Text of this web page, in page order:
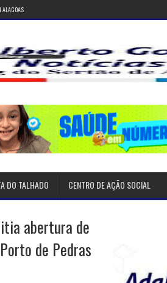
ALAGOAS
DO TALHADO CENTRO DE AÇÃO SOCIAL
abertura de
de Pedras